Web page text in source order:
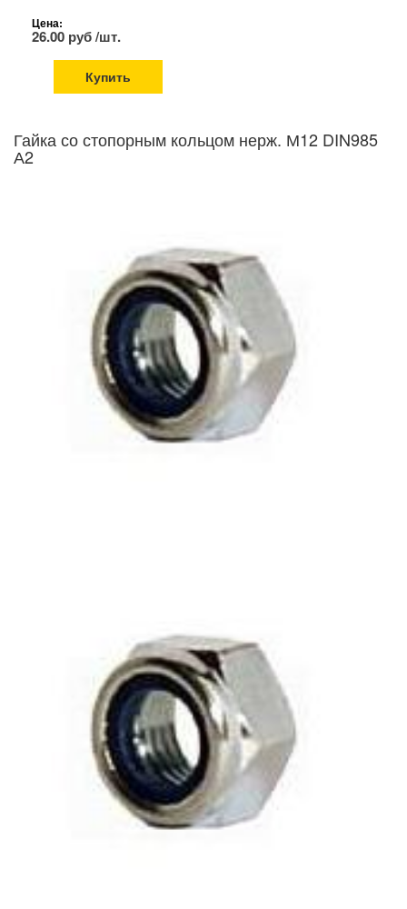
Цена:
26.00 руб /шт.
Купить
Гайка со стопорным кольцом нерж. М12 DIN985
А2